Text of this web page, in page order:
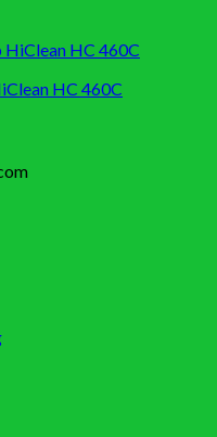
HC 460C